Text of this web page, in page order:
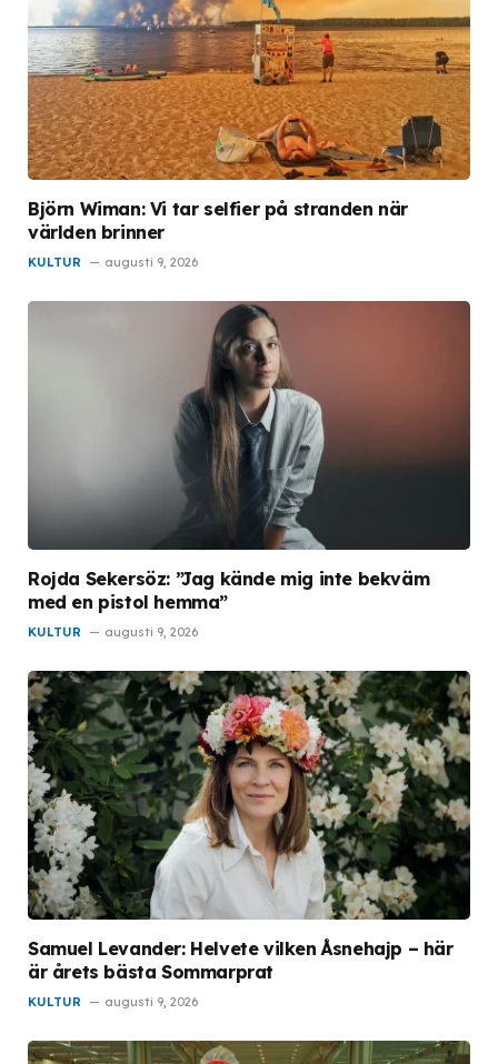
Björn Wiman: Vi tar selfier på stranden när
världen brinner
KULTUR augusti 9, 2026
Rojda Sekersöz: ”Jag kände mig inte bekväm
med en pistol hemma”
KULTUR augusti 9, 2026
Samuel Levander: Helvete vilken Åsnehajp – här
är årets bästa Sommarprat
KULTUR augusti 9, 2026